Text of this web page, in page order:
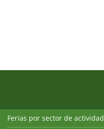
Ferias por sector de actividad